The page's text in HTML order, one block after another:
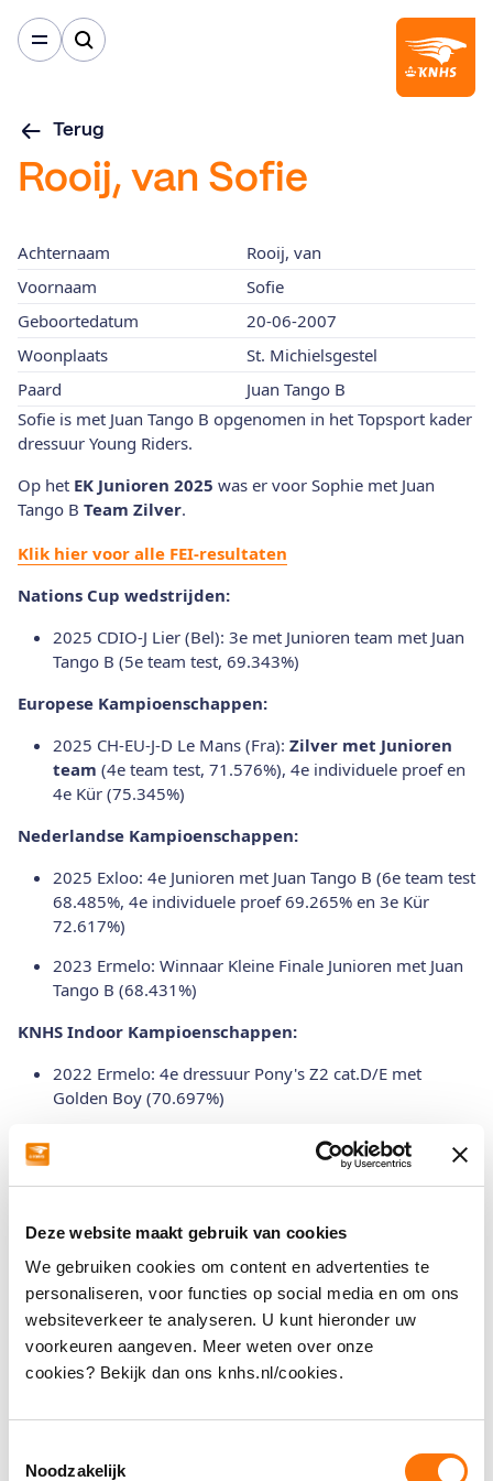
Deze website maakt gebruik van cookies
We gebruiken cookies om content en advertenties te
personaliseren, voor functies op social media en om ons
websiteverkeer te analyseren. U kunt hieronder uw
voorkeuren aangeven. Meer weten over onze
cookies? Bekijk dan ons knhs.nl/cookies.
Noodzakelijk
Terug
Rooij, van Sofie
Achternaam
Rooij, van
Voornaam
Sofie
Geboortedatum
20-06-2007
Woonplaats
St. Michielsgestel
Paard
Juan Tango B
Sofie is met Juan Tango B opgenomen in het Topsport kader
dressuur Young Riders.
Op het EK Junioren 2025 was er voor Sophie met Juan
Tango B Team Zilver.
Klik hier voor alle FEI-resultaten
Nations Cup wedstrijden:
2025 CDIO-J Lier (Bel): 3e met Junioren team met Juan
Tango B (5e team test, 69.343%)
Europese Kampioenschappen:
2025 CH-EU-J-D Le Mans (Fra): Zilver met Junioren
team (4e team test, 71.576%), 4e individuele proef en
4e Kür (75.345%)
Nederlandse Kampioenschappen:
2025 Exloo: 4e Junioren met Juan Tango B (6e team test
68.485%, 4e individuele proef 69.265% en 3e Kür
72.617%)
2023 Ermelo: Winnaar Kleine Finale Junioren met Juan
Tango B (68.431%)
KNHS Indoor Kampioenschappen:
2022 Ermelo: 4e dressuur Pony's Z2 cat.D/E met
Golden Boy (70.697%)
KNHS-Anemone Horse Trucks Cup:
2024 Reuver: 2e Junioren met Juan Tango B (68.586%)
Overige:
2026:
CDI-Y Exloo: 3e individuele proef (71.569%) en 5e Kür
(72.892%) met Juan Tango B
2025: